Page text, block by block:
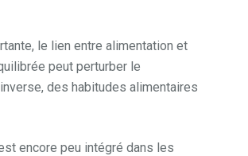
le lien entre alimentation et
peut perturber le
des habitudes alimentaires
encore peu intégré dans les